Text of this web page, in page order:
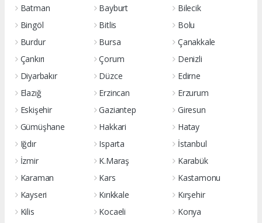
Batman
Bayburt
Bilecik
Bingöl
Bitlis
Bolu
Burdur
Bursa
Çanakkale
Çankırı
Çorum
Denizli
Diyarbakır
Düzce
Edirne
Elazığ
Erzincan
Erzurum
Eskişehir
Gaziantep
Giresun
Gümüşhane
Hakkari
Hatay
Iğdır
Isparta
İstanbul
İzmir
K.Maraş
Karabük
Karaman
Kars
Kastamonu
Kayseri
Kırıkkale
Kırşehir
Kilis
Kocaeli
Konya